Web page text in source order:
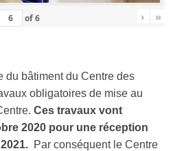
of6 › »
du bâtiment du Centre des
obligatoires de mise au
Ces travaux vont
2020 pour une réception
Par conséquent le Centre